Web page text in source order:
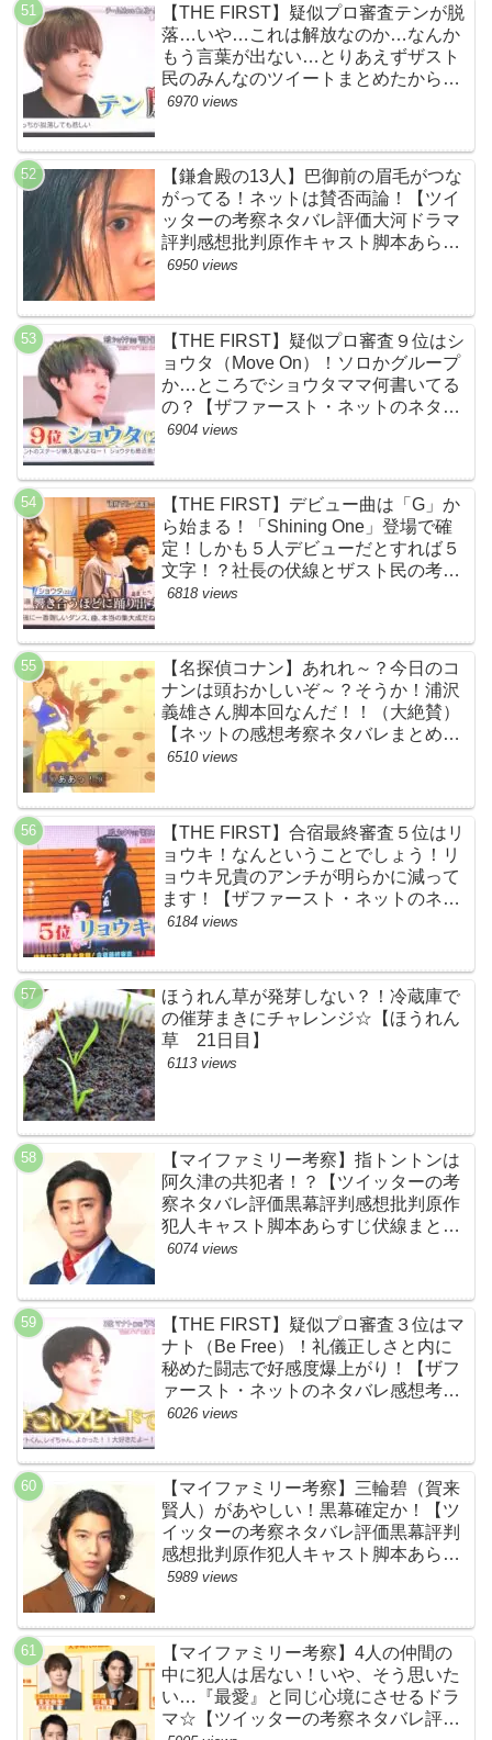
【THE FIRST】疑似プロ審査テンが脱
落…いや…これは解放なのか…なんか
もう言葉が出ない…とりあえずザスト
民のみんなのツイートまとめたから見
て…【ザファースト・ネットのネタバ
6970 views
【鎌倉殿の13人】巴御前の眉毛がつな
がってる！ネットは賛否両論！【ツイ
ッターの考察ネタバレ評価大河ドラマ
評判感想批判原作キャスト脚本あらす
じ伏線まとめ犯人黒幕・秋元才加】
6950 views
【THE FIRST】疑似プロ審査９位はシ
ョウタ（Move On）！ソロかグループ
か…ところでショウタママ何書いてる
の？【ザファースト・ネットのネタバ
レ感想考察まとめ・スッキリ・
6904 views
【THE FIRST】デビュー曲は「G」か
ら始まる！「Shining One」登場で確
定！しかも５人デビューだとすれば５
文字！？社長の伏線とザスト民の考察
すげーよ…鳥肌立ったわ…【シャイニ
BMSG・BE:FIRST・ビーファース
ト】
6818 views
【名探偵コナン】あれれ～？今日のコ
ナンは頭おかしいぞ～？そうか！浦沢
義雄さん脚本回なんだ！！（大絶賛）
【ネットの感想考察ネタバレまとめ・
笑顔を消したアイドル】
6510 views
【THE FIRST】合宿最終審査５位はリ
ョウキ！なんということでしょう！リ
ョウキ兄貴のアンチが明らかに減って
ます！【ザファースト・ネットのネタ
バレ考察まとめ感想・スッキリ・
6184 views
ほうれん草が発芽しない？！冷蔵庫で
の催芽まきにチャレンジ☆【ほうれん
草 21日目】
6113 views
【マイファミリー考察】指トントンは
阿久津の共犯者！？【ツイッターの考
察ネタバレ評価黒幕評判感想批判原作
犯人キャスト脚本あらすじ伏線まと
め・松本幸四郎】
6074 views
【THE FIRST】疑似プロ審査３位はマ
ナト（Be Free）！礼儀正しさと内に
秘めた闘志で好感度爆上がり！【ザフ
ァースト・ネットのネタバレ感想考察
まとめ・スッキリ・BE:FIRST・ビー
6026 views
【マイファミリー考察】三輪碧（賀来
賢人）があやしい！黒幕確定か！【ツ
イッターの考察ネタバレ評価黒幕評判
感想批判原作犯人キャスト脚本あらす
じ伏線まとめ】
5989 views
【マイファミリー考察】4人の仲間の
中に犯人は居ない！いや、そう思いた
い…『最愛』と同じ心境にさせるドラ
マ☆【ツイッターの考察ネタバレ評価